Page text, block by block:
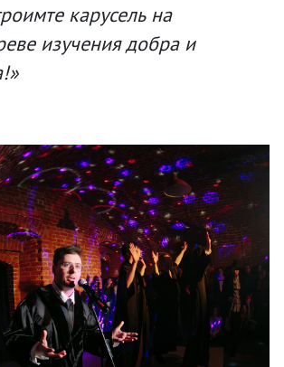
карусель на
изучения добра и